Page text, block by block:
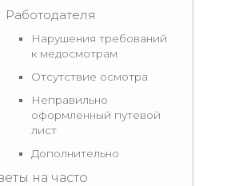
Работодателя
Нарушения требований
к медосмотрам
Отсутствие осмотра
Неправильно
оформленный путевой
лист
Дополнительно
на часто